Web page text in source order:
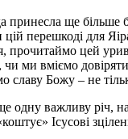
ще більше
перешкоді для
прочитаймо цей
чи ми вміємо
славу Божу – не
одну важливу річ,
Ісусові